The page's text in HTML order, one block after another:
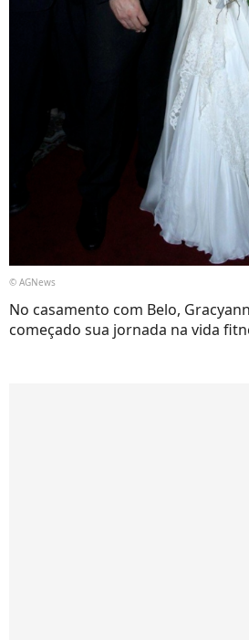
© AGNews
No casamento com Belo,
começado sua jornada na vida